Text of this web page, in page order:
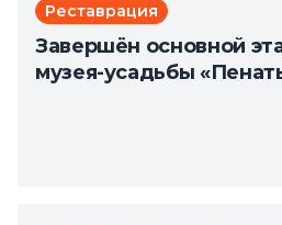
Реставрация
Завершён основной
музея-усадьбы